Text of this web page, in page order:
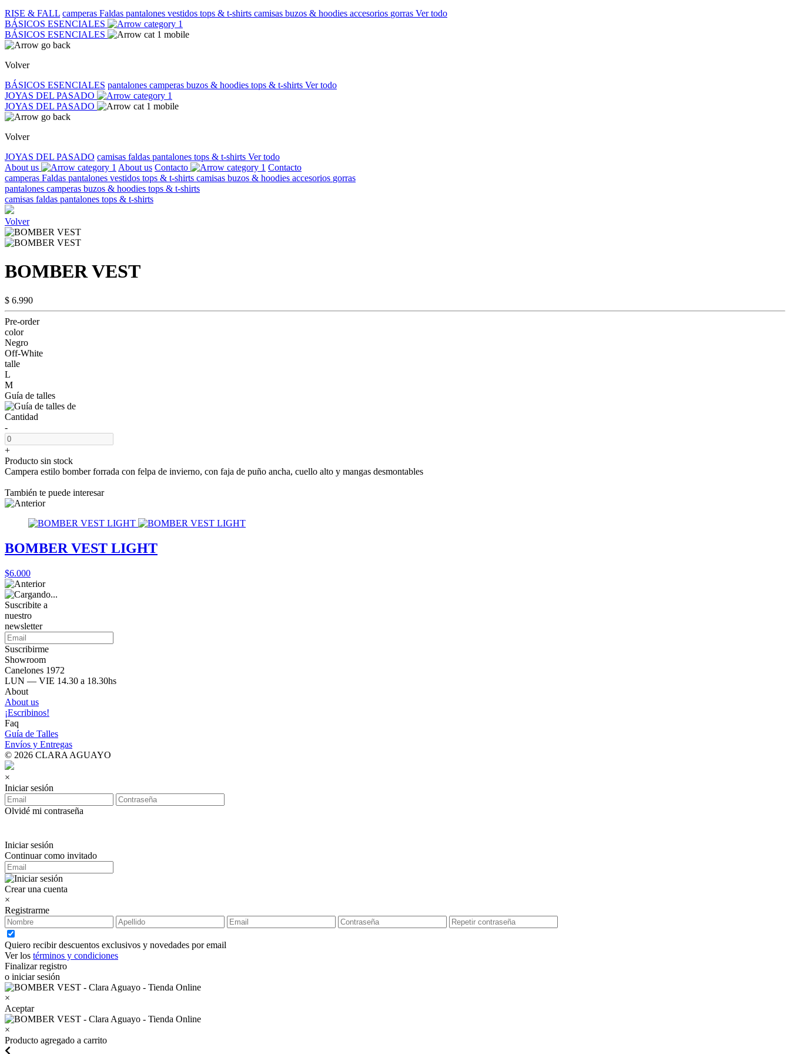
RISE & FALL camperas Faldas pantalones vestidos tops & t-shirts camisas buzos & hoodies accesorios gorras Ver todo
BÁSICOS ESENCIALES
BÁSICOS ESENCIALES
Volver
BÁSICOS ESENCIALES pantalones camperas buzos & hoodies tops & t-shirts Ver todo
JOYAS DEL PASADO
JOYAS DEL PASADO
Volver
JOYAS DEL PASADO camisas faldas pantalones tops & t-shirts Ver todo
About us
About us Contacto
Contacto
camperas Faldas pantalones vestidos tops & t-shirts camisas buzos & hoodies accesorios gorras
pantalones camperas buzos & hoodies tops & t-shirts
camisas faldas pantalones tops & t-shirts
Volver
BOMBER VEST
$ 6.990
Pre-order
color
Negro
Off-White
talle
L
M
Guía de talles
Cantidad
-
+
Producto sin stock
Campera estilo bomber forrada con felpa de invierno, con faja de puño ancha, cuello alto y mangas desmontables
También te puede interesar
BOMBER VEST LIGHT
$6.000
Suscribite a
nuestro
newsletter
Suscribirme
Showroom
Canelones 1972
LUN — VIE 14.30 a 18.30hs
About
About us
¡Escribinos!
Faq
Guía de Talles
Envíos y Entregas
© 2026 CLARA AGUAYO
×
Iniciar sesión
Olvidé mi contraseña
Iniciar sesión
Continuar como invitado
Crear una cuenta
×
Registrarme
Quiero recibir descuentos exclusivos y novedades por email
Ver los términos y condiciones
Finalizar registro
o iniciar sesión
×
Aceptar
×
Producto agregado a carrito